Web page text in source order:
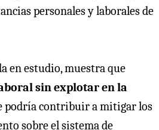
personales y laborales de
en estudio, muestra que
sin explotar en la
podría contribuir a mitigar los
sobre el sistema de